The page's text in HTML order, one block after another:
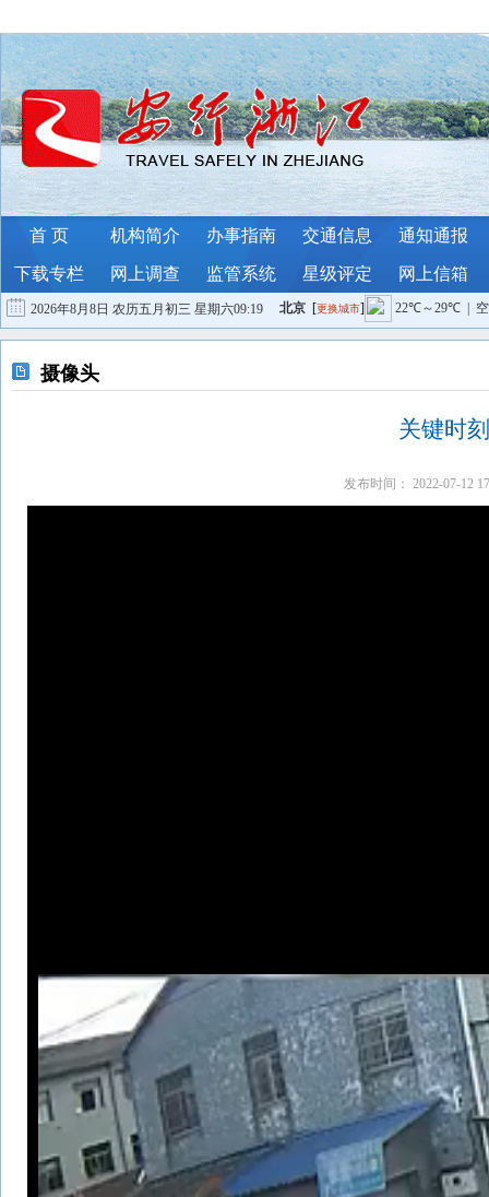
首 页 机构简介 办事指南 交通信息 通知通报
下载专栏 网上调查 监管系统 星级评定 网上信箱
联系我们 稿件投递
2026年8月8日 农历五月初三 星期六09:19
摄像头
关键时
发布时间： 2022-07-12